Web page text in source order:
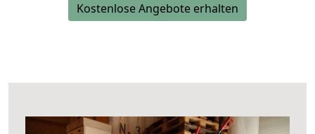
Kostenlose Angebote erhalten